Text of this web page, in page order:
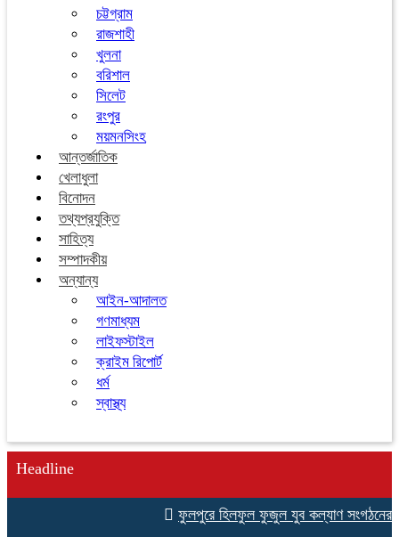
চট্টগ্রাম
রাজশাহী
খুলনা
বরিশাল
সিলেট
রংপুর
ময়মনসিংহ
আন্তর্জাতিক
খেলাধুলা
বিনোদন
তথ্যপ্রযুক্তি
সাহিত্য
সম্পাদকীয়
অন্যান্য
আইন-আদালত
গণমাধ্যম
লাইফস্টাইল
ক্রাইম রিপোর্ট
ধর্ম
স্বাস্থ্য
Headline
ফুলপুরে হিলফুল ফুজুল যুব কল্যাণ সংগঠনের